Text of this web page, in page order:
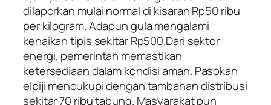
dilaporkan mulai normal di kisaran Rp50 ribu
per kilogram. Adapun gula mengalami
kenaikan tipis sekitar Rp500.Dari sektor
energi, pemerintah memastikan
ketersediaan dalam kondisi aman. Pasokan
elpiji mencukupi dengan tambahan distribusi
sekitar 70 ribu tabung. Masyarakat pun